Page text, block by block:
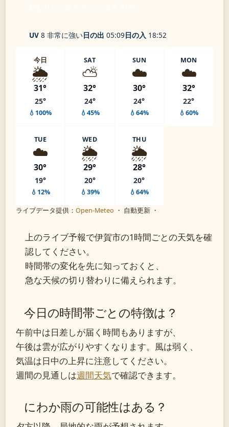
UV 8 非常に強い日の出 05:09日の入 18:52
今日
🌦️
31°
25°
💧100%
SAT
⛅
32°
24°
💧45%
SUN
☁️
30°
24°
💧64%
MON
☁️
32°
22°
💧60%
TUE
☁️
30°
19°
💧12%
WED
🌦️
29°
20°
💧39%
THU
🌦️
28°
20°
💧64%
ライブデータ提供： Open-Meteo ・ 自動更新 ・
上のライブ予報で伊賀市の1時間ごとの天気を確
認してください。
時間帯の変化を先に知っておくと、
急な天候の切り替わりに備えられます。
今日の時間帯ごとの特徴は？
午前中は日差しが届く時間もありますが、
午後は雲が広がりやすくなります。風は弱く、
気温は日中の上昇に注意してください。
週間の見通しは週間天気で確認できます。
にわか雨の可能性はある？